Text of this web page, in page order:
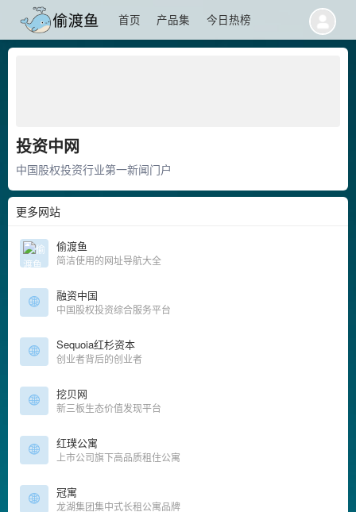
首页 产品集 今日热榜
投资中网
中国股权投资行业第一新闻门户
更多网站
偷渡鱼
简洁使用的网址导航大全
融资中国
中国股权投资综合服务平台
Sequoia红杉资本
创业者背后的创业者
挖贝网
新三板生态价值发现平台
红璞公寓
上市公司旗下高品质租住公寓
冠寓
龙湖集团集中式长租公寓品牌